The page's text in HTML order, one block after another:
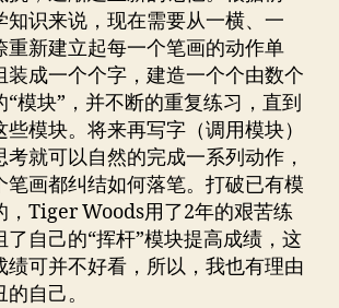
知识来说，现在需要从一横、一
重新建立起每一个笔画的动作单
装成一个个字，建造一个个由数个
模块”，并不断的重复练习，直到
模块。将来再写字（调用模块）
就可以自然的完成一系列动作，
笔画都纠结如何落笔。打破已有模
，Tiger Woods用了2年的艰苦练
了自己的“挥杆”模块提高成绩，这
绩可并不好看，所以，我也有理由
自己。